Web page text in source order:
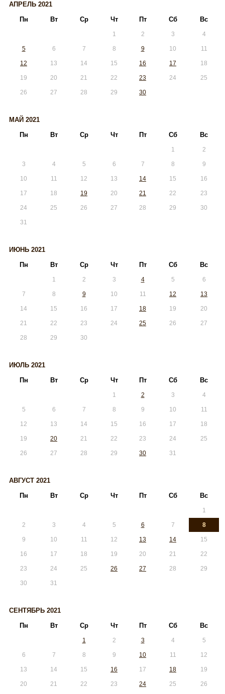
АПРЕЛЬ 2021
Пн
Вт Ср Чт Пт Сб Вс
1 2 3 4
5 6 7 8 9 10 11
12 13 14 15 16 17 18
19 20 21 22 23 24 25
26 27 28 29 30
МАЙ 2021
Пн
Вт Ср Чт Пт Сб Вс
1 2
3 4 5 6 7 8 9
10 11 12 13 14 15 16
17 18 19 20 21 22 23
24 25 26 27 28 29 30
31
ИЮНЬ 2021
Пн
Вт Ср Чт Пт Сб Вс
1 2 3 4 5 6
7 8 9 10 11 12 13
14 15 16 17 18 19 20
21 22 23 24 25 26 27
28 29 30
ИЮЛЬ 2021
Пн
Вт Ср Чт Пт Сб Вс
1 2 3 4
5 6 7 8 9 10 11
12 13 14 15 16 17 18
19 20 21 22 23 24 25
26 27 28 29 30 31
АВГУСТ 2021
Пн
Вт Ср Чт Пт Сб Вс
1
2 3 4 5 6 7 8
9 10 11 12 13 14 15
16 17 18 19 20 21 22
23 24 25 26 27 28 29
30 31
СЕНТЯБРЬ 2021
Пн
Вт Ср Чт Пт Сб Вс
1 2 3 4 5
6 7 8 9 10 11 12
13 14 15 16 17 18 19
20 21 22 23 24 25 26